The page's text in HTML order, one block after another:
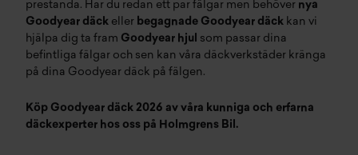
prestanda. Har du redan ett par fälgar men behöver nya
Goodyear däck eller begagnade Goodyear däck kan vi
hjälpa dig ta fram Goodyear hjul som passar dina
befintliga fälgar och sen kan våra däckverkstäder kränga
på dina Goodyear däck på fälgen .
Köp Goodyear däck 2026 av våra kunniga och erfarna
däckexperter hos oss på Holmgrens Bil.